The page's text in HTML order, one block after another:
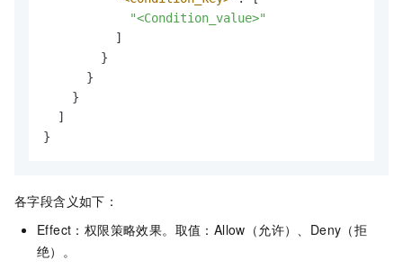
"<Condition_value>"
]
}
}
}
]
}
各字段含义如下：
Effect：权限策略效果。取值：Allow（允许）、Deny（拒
绝）。